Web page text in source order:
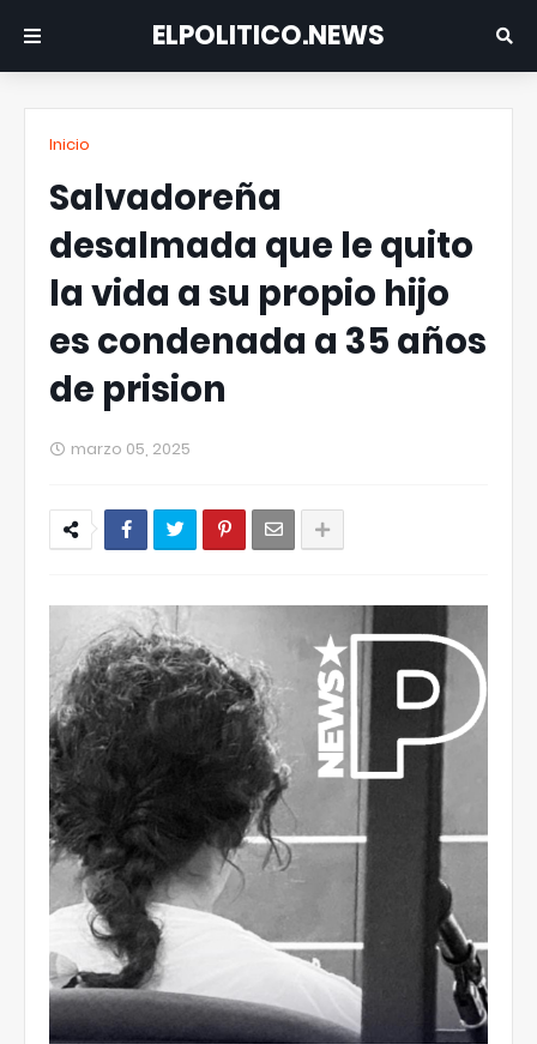
ELPOLITICO.NEWS
Inicio
Salvadoreña
desalmada que le quito
la vida a su propio hijo
es condenada a 35 años
de prision
marzo 05, 2025